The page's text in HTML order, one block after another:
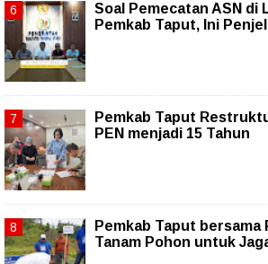
Soal Pemecatan ASN di
Pemkab Taput, Ini
Pemkab Taput
PEN menjadi 15 Tahun‎
Pemkab Taput
Tanam Pohon untuk